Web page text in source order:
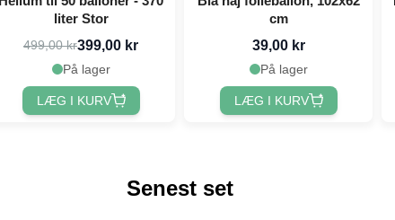
liter Stor
499,00 kr399,00 kr
På lager
LÆG I KURV
cm
39,00 kr
På lager
LÆG I KURV
Senest set